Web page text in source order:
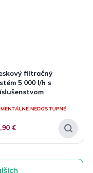
filtračný
5 000 l/h s
NEDOSTUPNÉ
€